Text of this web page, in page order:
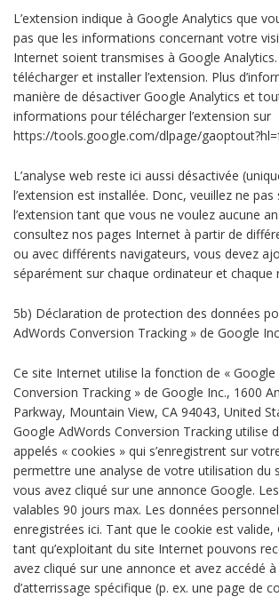
L’extension indique à Google Analytics que
pas que les informations concernant votre
Internet soient transmises à Google
télécharger et installer l’extension. Plus
manière de désactiver Google Analytics et
informations pour télécharger l’extension sur
https://tools.google.com/dlpage/
L’analyse web reste ici aussi désactivée
l’extension est installée. Donc, veuillez ne
l’extension tant que vous ne voulez aucune
consultez nos pages Internet à partir de
ou avec différents navigateurs, vous devez
séparément sur chaque ordinateur et chaque
5b) Déclaration de protection des données
AdWords Conversion Tracking » de Google
Ce site Internet utilise la fonction de « Google
Conversion Tracking » de Google Inc., 1600
Parkway, Mountain View, CA 94043, United
Google AdWords Conversion Tracking utilise
appelés « cookies » qui s’enregistrent sur
permettre une analyse de votre utilisation du
vous avez cliqué sur une annonce Google.
valables 90 jours max. Les données
enregistrées ici. Tant que le cookie est
tant qu’exploitant du site Internet pouvons
avez cliqué sur une annonce et avez accédé
d’atterrissage spécifique (p. ex. une page de